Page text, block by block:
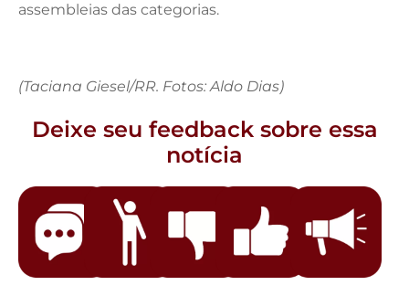
assembleias das categorias.
(Taciana Giesel/RR. Fotos: Aldo Dias)
Deixe seu feedback sobre essa
notícia